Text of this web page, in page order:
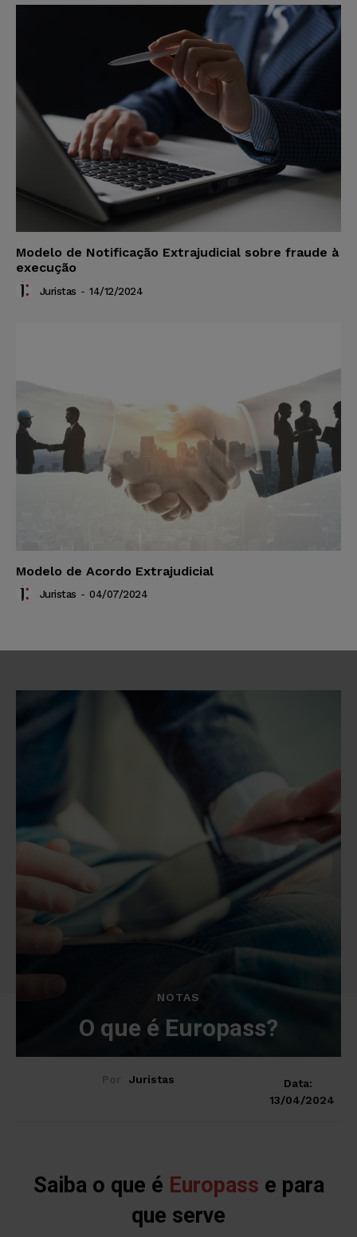
Modelo de Notificação Extrajudicial sobre fraude à
execução
Juristas - 14/12/2024
Modelo de Acordo Extrajudicial
Juristas - 04/07/2024